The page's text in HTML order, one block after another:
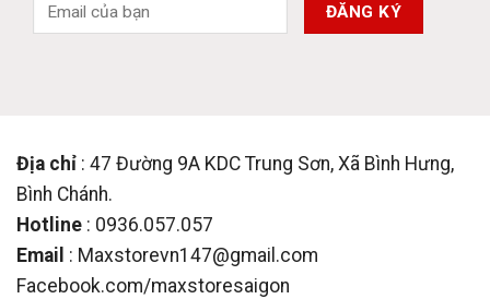
Địa chỉ : 47 Đường 9A KDC Trung Sơn, Xã Bình Hưng,
Bình Chánh.
Hotline : 0936.057.057
Email : Maxstorevn147@gmail.com
Facebook.com/maxstoresaigon